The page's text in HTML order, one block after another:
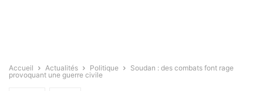
Accueil Actualités Politique
Soudan : des combats font rage
provoquant une guerre civile